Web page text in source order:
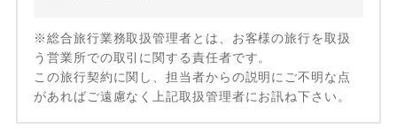
※総合旅行業務取扱管理者とは、お客様の旅行を取扱
う営業所での取引に関する責任者です。
この旅行契約に関し、担当者からの説明にご不明な点
があればご遠慮なく上記取扱管理者にお訊ね下さい。